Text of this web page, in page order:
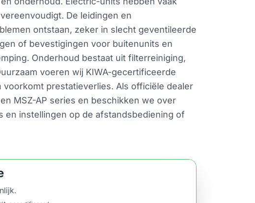
De leidingen en
ontstaan, zeker in slecht geventileerde
of bevestigingen voor buitenunits en
Onderhoud bestaat uit filterreiniging,
voeren wij KIWA-gecertificeerde
prestatieverlies. Als officiële dealer
MSZ-AP series en beschikken we over
en instellingen op de afstandsbediening of